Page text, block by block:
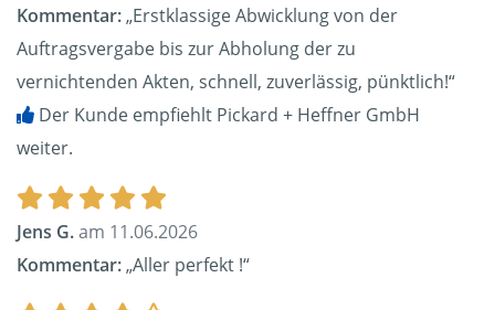
Kommentar:„Erstklassige Abwicklung von der
Auftragsvergabe bis zur Abholung der zu
vernichtenden Akten, schnell, zuverlässig, pünktlich!“
Der Kunde empfiehlt Pickard + Heffner GmbH
weiter.
Jens G.am 11.06.2026
Kommentar:„Aller perfekt !“